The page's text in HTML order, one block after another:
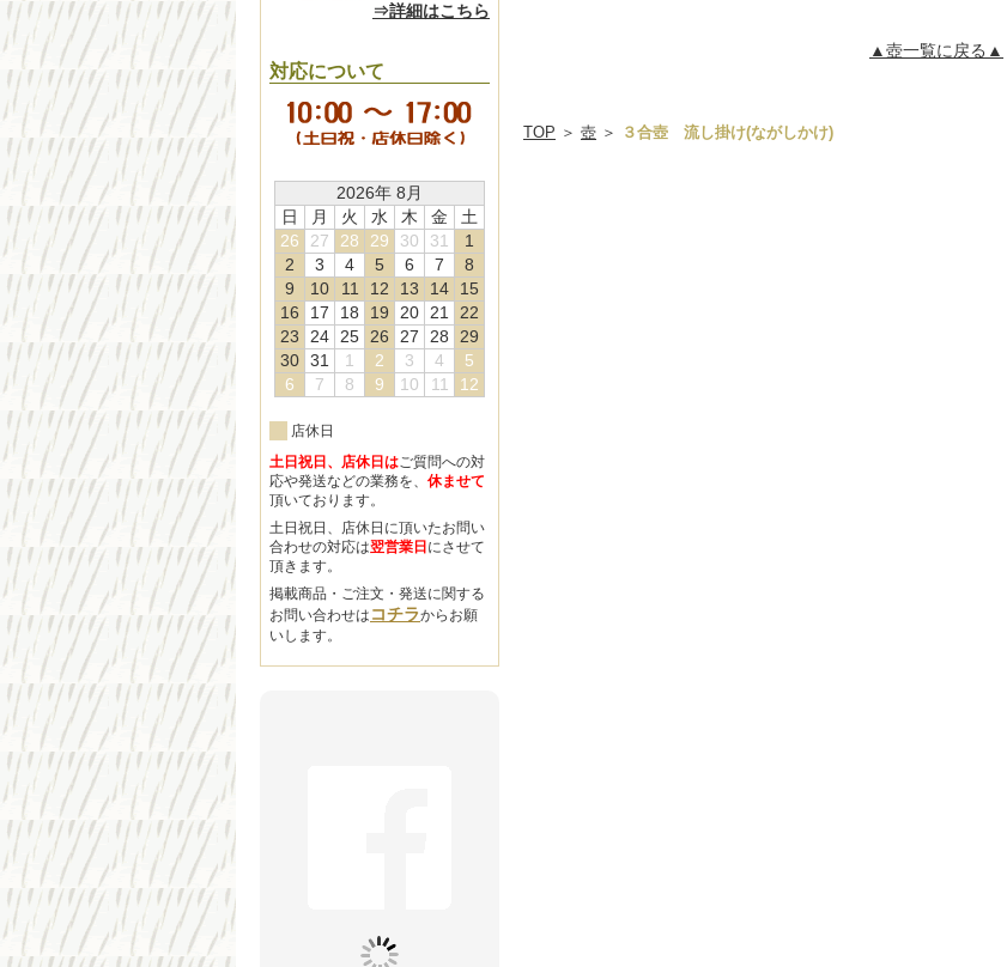
▲壺一覧に戻る▲
TOP ＞ 壺 ＞ ３合壺 流し掛け(ながしかけ)
⇒詳細はこちら
対応について
2026年 8月
日
月 火 水 木 金
土
26
27 28 29 30 31
1
2
3 4 5 6 7
8
9
10 11 12 13 14
15
16
17 18 19 20 21
22
23
24 25 26 27 28
29
30 31 1 2 3 4
5
6
7 8 9 10 11 12
店休日
土日祝日、店休日はご質問への対
応や発送などの業務を、 休ませて
頂いております。
土日祝日、店休日に頂いたお問い
合わせの対応は翌営業日 にさせて
頂きます。
掲載商品・ご注文・発送に関する
お問い合わせは コチラからお願
いします。